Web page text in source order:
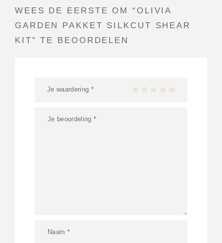
WEES DE EERSTE OM “OLIVIA
GARDEN PAKKET SILKCUT SHEAR
KIT” TE BEOORDELEN
Je waardering * 1 van de 5 sterren
2 van de 5 sterren
3 van de 5 sterren
4 van de 5 sterren